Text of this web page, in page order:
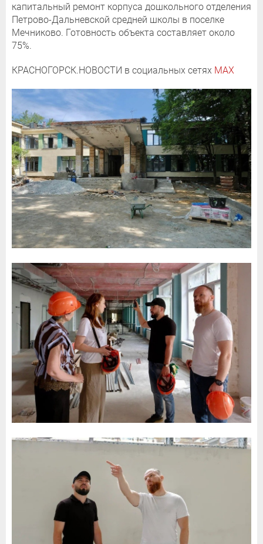
капитальный ремонт корпуса дошкольного отделения
Петрово-Дальневской средней школы в поселке
Мечниково. Готовность объекта составляет около
75%.
КРАСНОГОРСК.НОВОСТИ в социальных сетях MAX